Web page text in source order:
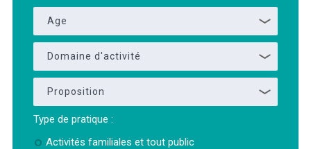
Age
Domaine d'activité
Proposition
Type de pratique :
Activités familiales et tout public